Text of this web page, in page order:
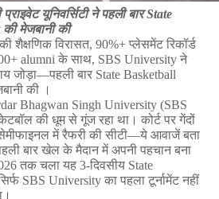
प्राइवेट यूनिवर्सिटी ने पहली बार State
की मेजबानी की
की शैक्षणिक विरासत, 90%+ प्लेसमेंट रिकॉर्ड
alumni के साथ, SBS University ने
जोड़ा—पहली बार State Basketball
की ।
Bhagwan Singh University (SBS
की धूम से गूंज रहा था। कोर्ट पर गेंदों
में रैफरी की सीटी—ये आवाजें बता
बार खेल के मैदान में अपनी पहचान बना
तक चला यह 3-दिवसीय State
SBS University का पहला टूर्नामेंट नहीं